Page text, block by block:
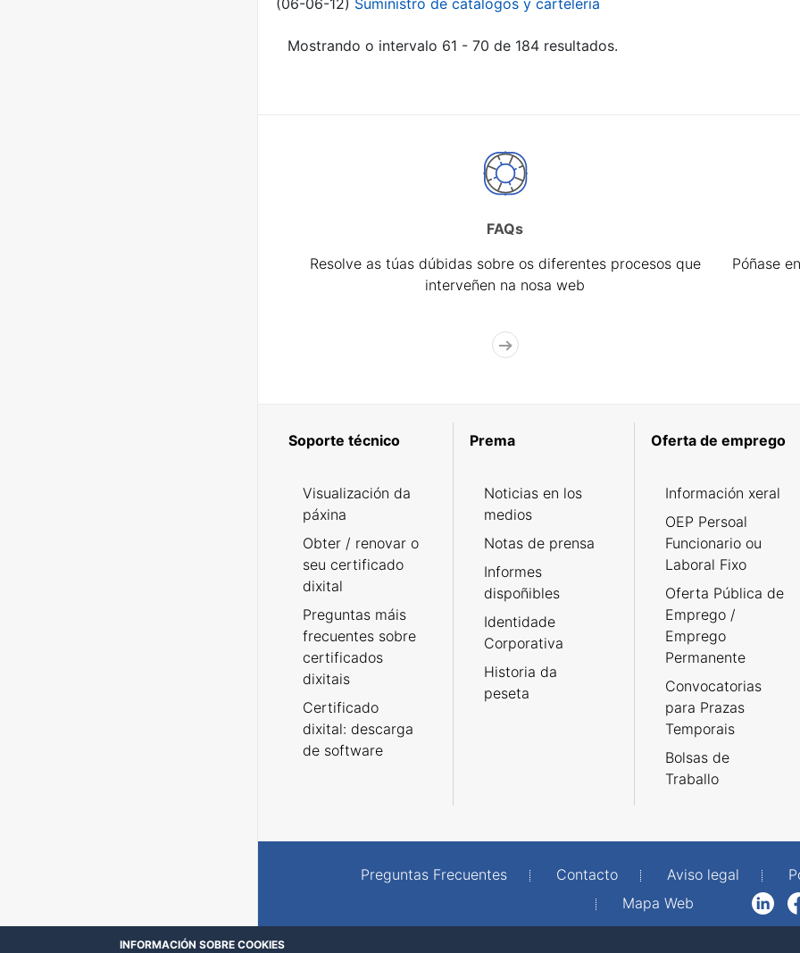
(06-06-12) Suministro de catálogos y cartelería
Mostrando o intervalo 61 - 70 de 184 resultados.
FAQs
Resolve as túas dúbidas sobre os diferentes procesos que
interveñen na nosa web
Póñase
Soporte técnico
Visualización da
páxina
Obter / renovar o
seu certificado
dixital
Preguntas máis
frecuentes sobre
certificados
dixitais
Certificado
dixital: descarga
de software
Prema
Noticias en los
medios
Notas de prensa
Informes
dispoñibles
Identidade
Corporativa
Historia da
peseta
Oferta de emprego
Información xeral
OEP Persoal
Funcionario ou
Laboral Fixo
Oferta Pública de
Emprego /
Emprego
Permanente
Convocatorias
para Prazas
Temporais
Bolsas de
Traballo
Preguntas Frecuentes Contacto Aviso legal
Mapa Web
LinkedInFacebook
INFORMACIÓN SOBRE COOKIES